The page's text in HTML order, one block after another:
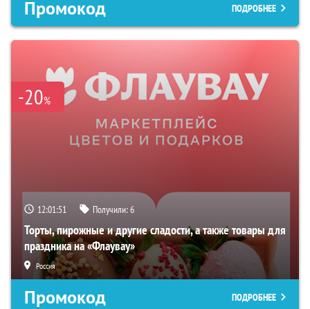
Промокод ПОДРОБНЕЕ
-20%
12:01:50 Получили:6
Торты, пирожные и другие сладости, а также товары для
праздника на «Флаувау»
Россия
Промокод ПОДРОБНЕЕ